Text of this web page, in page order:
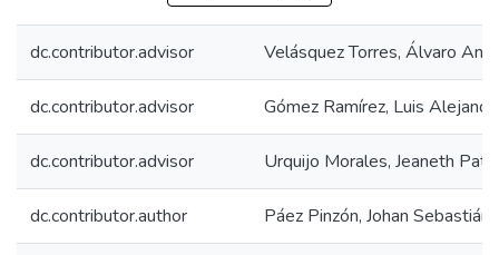
dc.contributor.advisor Velásquez Torres, Álvaro
dc.contributor.advisor Gómez Ramírez, Luis
dc.contributor.advisor Urquijo Morales, Jeaneth
dc.contributor.author Páez Pinzón, Johan Sebastián